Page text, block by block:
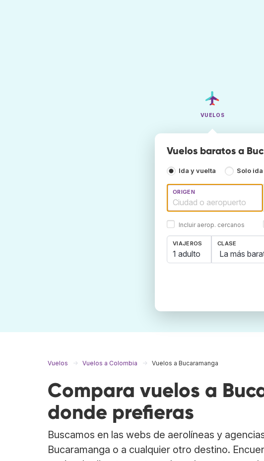
VUELOS
Vuelos baratos a
Ida y vuelta Solo ida
ORIGEN
Incluir aerop. cercanos
VIAJEROS
1 adulto
CLASE
Vuelos Vuelos a Colombia Vuelos a Bucaramanga
Compara vuelos a
donde prefieras
Buscamos en las webs de aerolíneas y
Bucaramanga o a cualquier otro destino.